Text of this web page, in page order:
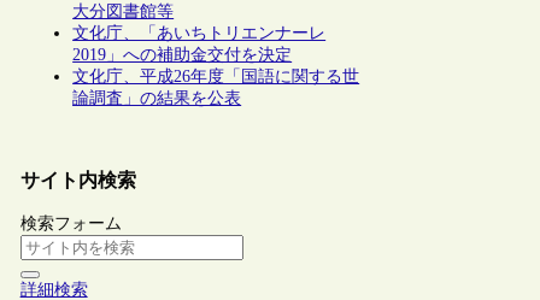
大分図書館等
文化庁、「あいちトリエンナーレ
2019」への補助金交付を決定
文化庁、平成26年度「国語に関する世
論調査」の結果を公表
サイト内検索
検索フォーム
詳細検索